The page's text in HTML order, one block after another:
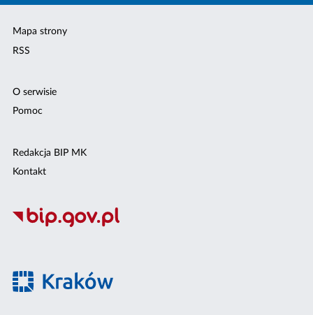
Mapa strony
RSS
O serwisie
Pomoc
Redakcja BIP MK
Kontakt